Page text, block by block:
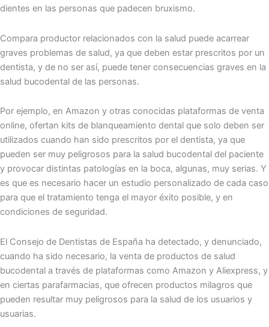
dientes en las personas que padecen bruxismo.
Compara productor relacionados con la salud puede acarrear
graves problemas de salud, ya que deben estar prescritos por un
dentista, y de no ser así, puede tener consecuencias graves en la
salud bucodental de las personas.
Por ejemplo, en Amazon y otras conocidas plataformas de venta
online, ofertan kits de blanqueamiento dental que solo deben ser
utilizados cuando han sido prescritos por el dentista, ya que
pueden ser muy peligrosos para la salud bucodental del paciente
y provocar distintas patologías en la boca, algunas, muy serias. Y
es que es necesario hacer un estudio personalizado de cada caso
para que el tratamiento tenga el mayor éxito posible, y en
condiciones de seguridad.
El Consejo de Dentistas de España ha detectado, y denunciado,
cuando ha sido necesario, la venta de productos de salud
bucodental a través de plataformas como Amazon y Aliexpress, y
en ciertas parafarmacias, que ofrecen productos milagros que
pueden resultar muy peligrosos para la salud de los usuarios y
usuarias.